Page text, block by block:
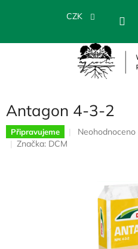
CZK
Antagon 4-3-2
Připravujeme
Průměrné
hvězdiček.
Neohodnoceno
Značka: DCM